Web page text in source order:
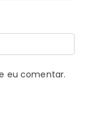
eu comentar.